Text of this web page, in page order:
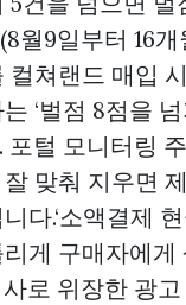
월9일부터 16
컬쳐랜드 매입
‘벌점 8점을
포털 모니터링
맞춰 지우면
다.‘소액결제
게 구매자에게
로 위장한 광